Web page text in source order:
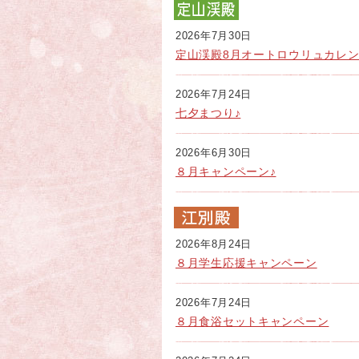
2026年7月30日
定山渓殿8月オートロウリュカレ
2026年7月24日
七夕まつり♪
2026年6月30日
８月キャンペーン♪
2026年8月24日
８月学生応援キャンペーン
2026年7月24日
８月食浴セットキャンペーン